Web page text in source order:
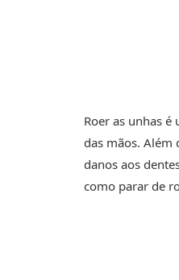
Roer as unhas
das mãos. Além
danos aos
como parar de